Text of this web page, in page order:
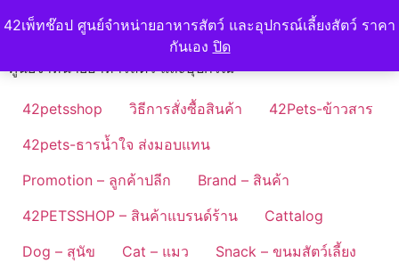
42เพ็ทช๊อป ศูนย์จำหน่ายอาหารสัตว์ และอุปกรณ์เลี้ยงสัตว์ ราคา
กันเอง ปิด
to42petshop
ศูนย์จำหน่ายอาหารสัตว์ และอุปกรณ์
42petsshop วิธีการสั่งซื้อสินค้า
42Pets-ข้าวสาร
42pets-ธารน้ำใจ ส่งมอบแทน
Promotion – ลูกค้าปลีก
Brand – สินค้า
42PETSSHOP – สินค้าแบรนด์ร้าน
Cattalog
Dog – สุนัข
Cat – แมว
Snack – ขนมสัตว์เลี้ยง